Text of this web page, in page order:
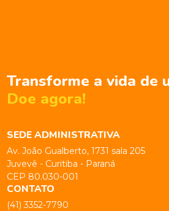
Transforme a vida de
Doe agora!
SEDE ADMINISTRATIVA
Av. João Gualberto, 1731 sala 205
Juvevê - Curitiba - Paraná
CEP 80.030-001
CONTATO
(41) 3352-7790